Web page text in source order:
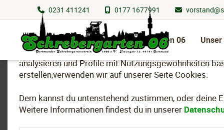
Wir nutzen Cookies
Um essenzielle Funktionen dieser Webseite
analysieren und Profile mit Nutzungsgewohnheiten
erstellen,verwenden wir auf unserer Seite Cookies.
Dem kannst du untenstehend zustimmen, oder deine
Weitere Informationen findest du in unserer
0231 411241 0177 1677991
Schrebergarten 06
Navigation
überspringen